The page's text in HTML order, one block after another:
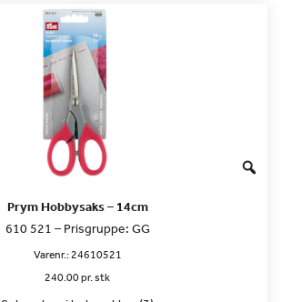
Prym Hobbysaks – 14cm
610 521 – Prisgruppe: GG
Varenr.:24610521
240.00 pr. stk